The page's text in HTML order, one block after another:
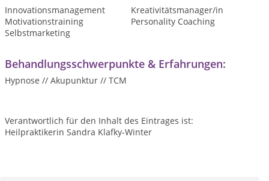
Innovationsmanagement
Kreativitätsmanager/in
Motivationstraining
Personality Coaching
Selbstmarketing
Behandlungsschwerpunkte & Erfahrungen:
Hypnose // Akupunktur // TCM
Verantwortlich für den Inhalt des Eintrages ist:
Heilpraktikerin Sandra Klafky-Winter